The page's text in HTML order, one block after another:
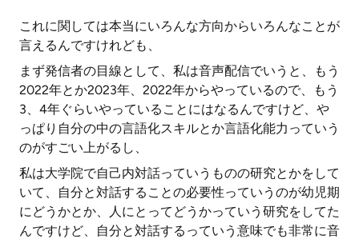
これに関しては本当にいろんな方向からいろんなことが
言えるんですけれども、
まず発信者の目線として、私は音声配信でいうと、もう
2022年とか2023年、2022年からやっているので、もう
3、4年ぐらいやっていることにはなるんですけど、や
っぱり自分の中の言語化スキルとか言語化能力っていう
のがすごい上がるし、
私は大学院で自己内対話っていうものの研究とかをして
いて、自分と対話することの必要性っていうのが幼児期
にどうかとか、人にとってどうかっていう研究をしてた
んですけど、自分と対話するっていう意味でも非常に音